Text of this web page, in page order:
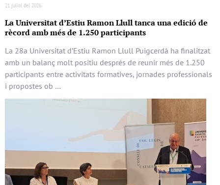
21 juliol del 2026
La Universitat d’Estiu Ramon Llull tanca una edició de
rècord amb més de 1.250 participants
La 28a Universitat d’Estiu Ramon Llull Puigcerdà ha finalitzat
amb un balanç molt positiu després de reunir més de 1.250
participants entre activitats formatives, jornades professionals
i propostes ob …